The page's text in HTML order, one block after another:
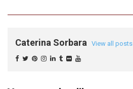
Caterina Sorbara View all posts